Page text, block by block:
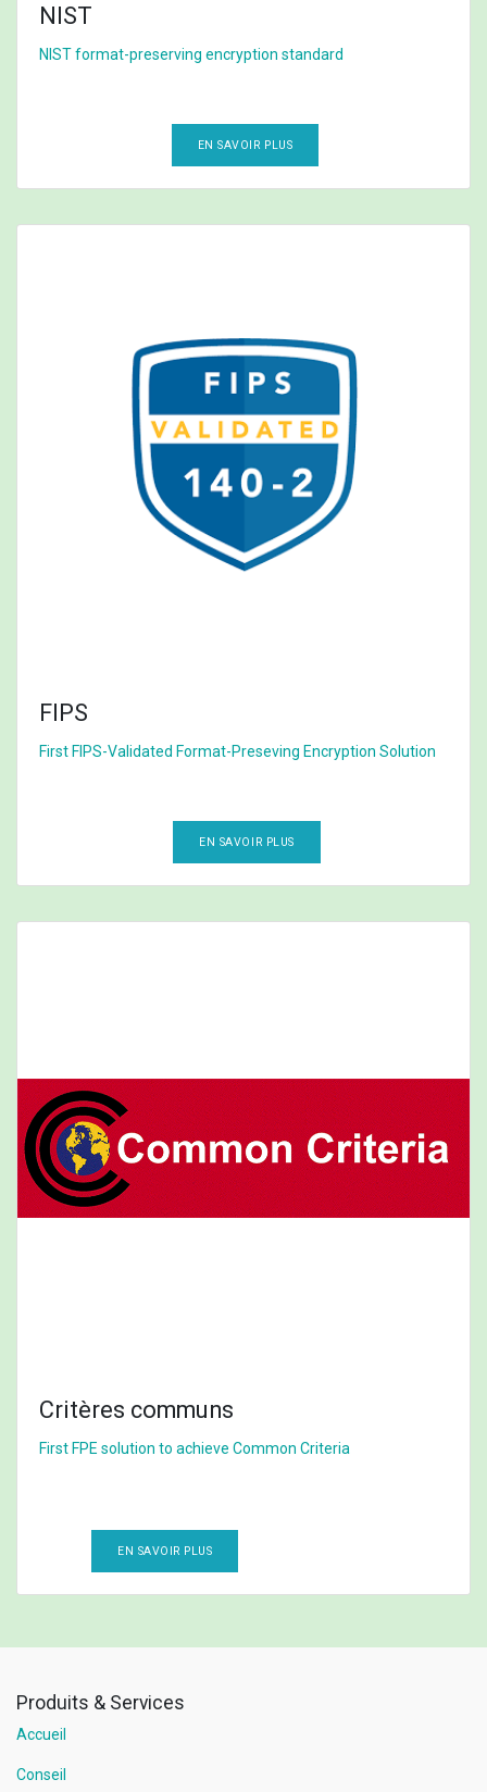
NIST
NIST format-preserving encryption standard
EN SAVOIR PLUS
FIPS
First FIPS-Validated Format-Preseving Encryption Solution
EN SAVOIR PLUS
Critères communs
First FPE solution to achieve Common Criteria
EN SAVOIR PLUS
Produits & Services
Accueil
Conseil